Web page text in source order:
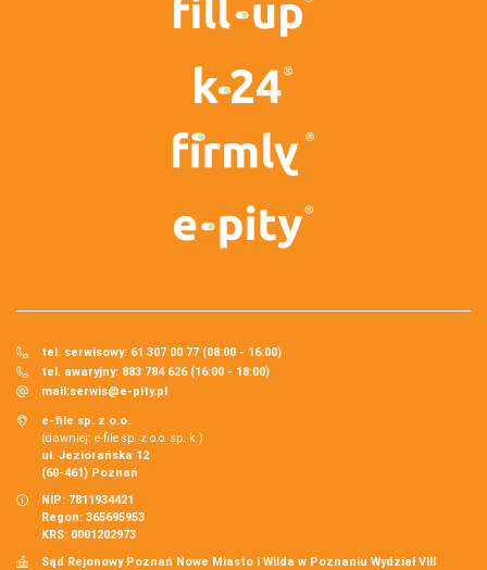
tel. serwisowy: 61 307 00 77 (08:00 - 16:00)
tel. awaryjny: 883 784 626 (16:00 - 18:00)
mail:serwis@e-pity.pl
e-file sp. z o.o.
(dawniej: e-file sp. z o.o. sp. k.)
ul. Jeziorańska 12
(60-461) Poznań
NIP: 7811934421
Regon: 365695953
KRS: 0001202973
Sąd Rejonowy Poznań Nowe Miasto i Wilda w Poznaniu Wydział VIII